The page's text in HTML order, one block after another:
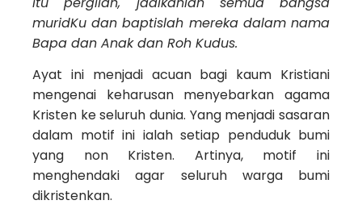
muridKu dan baptislah mereka dalam nama
Bapa dan Anak dan Roh Kudus.
Ayat ini menjadi acuan bagi kaum Kristiani
mengenai keharusan menyebarkan agama
Kristen ke seluruh dunia. Yang menjadi sasaran
dalam motif ini ialah setiap penduduk bumi
yang non Kristen. Artinya, motif ini
menghendaki agar seluruh warga bumi
dikristenkan.